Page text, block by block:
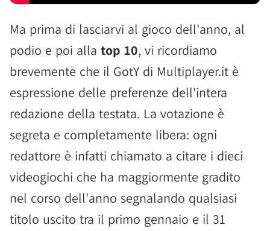
Ma prima di lasciarvi al gioco dell'anno, al
podio e poi alla top 10, vi ricordiamo
brevemente che il GotY di Multiplayer.it è
espressione delle preferenze dell'intera
redazione della testata. La votazione è
segreta e completamente libera: ogni
redattore è infatti chiamato a citare i dieci
videogiochi che ha maggiormente gradito
nel corso dell'anno segnalando qualsiasi
titolo uscito tra il primo gennaio e il 31